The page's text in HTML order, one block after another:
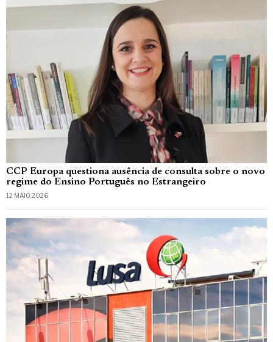
CCP Europa questiona ausência de consulta sobre o novo
regime do Ensino Português no Estrangeiro
12 MAIO, 2026